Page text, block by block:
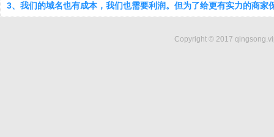
3、我们的域名也有成本，我们也需要利润。但为了给更有实力的商家
Copyright © 2017